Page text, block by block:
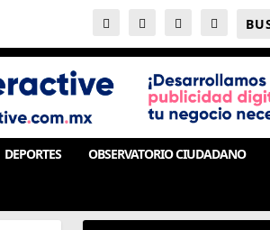
DEPORTES OBSERVATORIO CIUDADANO